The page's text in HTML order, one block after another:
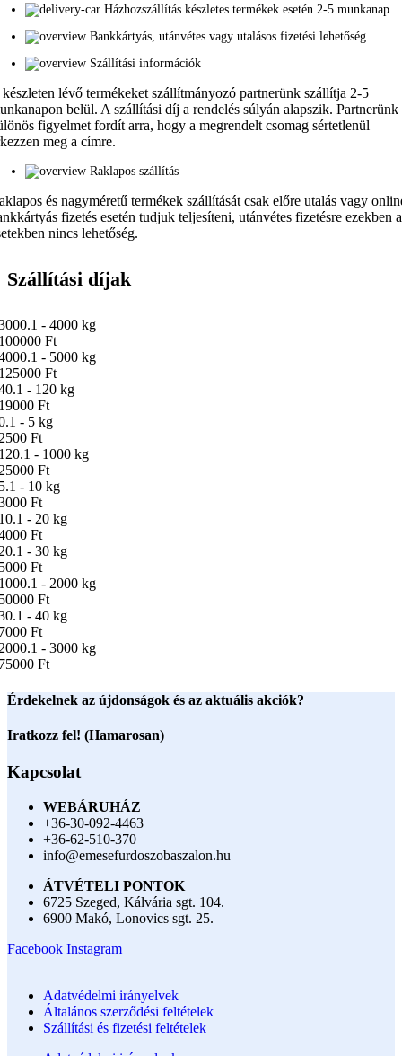
Házhozszállítás készletes termékek esetén 2-5 munkanap
Bankkártyás, utánvétes vagy utalásos fizetési lehetőség
Szállítási információk
lévő termékeket szállítmányozó partnerünk szállítja 2-5
belül. A szállítási díj a rendelés súlyán alapszik. Partnerünk
figyelmet fordít arra, hogy a megrendelt csomag sértetlenül
meg a címre.
Raklapos szállítás
és nagyméretű termékek szállítását csak előre utalás vagy
fizetés esetén tudjuk teljesíteni, utánvétes fizetésre ezekben
nincs lehetőség.
Szállítási díjak
- 4000 kg
Ft
- 5000 kg
Ft
- 120 kg
Ft
- 5 kg
Ft
- 1000 kg
Ft
- 10 kg
Ft
- 20 kg
Ft
- 30 kg
Ft
- 2000 kg
Ft
- 40 kg
Ft
- 3000 kg
Ft
Érdekelnek az újdonságok és az aktuális akciók?
Iratkozz fel! (Hamarosan)
Kapcsolat
WEBÁRUHÁZ
+36-30-092-4463
+36-62-510-370
info@emesefurdoszobaszalon.hu
ÁTVÉTELI PONTOK
6725 Szeged, Kálvária sgt. 104.​
6900 Makó, Lonovics sgt. 25.
Facebook Instagram
Adatvédelmi irányelvek
Általános szerződési feltételek
Szállítási és fizetési feltételek